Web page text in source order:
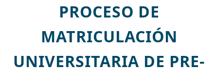
PROCESO DE
MATRICULACIÓN
UNIVERSITARIA DE PRE-